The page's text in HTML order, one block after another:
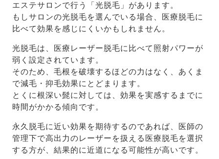
エステサロンで行う「光脱毛」があります。
もしサロンの光脱毛を選んでいる場合、医療脱毛に
比べて効果を感じにくいかもしれません。
光脱毛は、医療レーザー脱毛に比べて照射パワーが
弱く設定されています。
そのため、毛根を破壊するほどの力はなく、あくま
で減毛・抑毛効果にとどまります。
とくに根深い髭に対しては、効果を実感するまでに
時間がかかる傾向です。
永久脱毛に近い効果を期待するのであれば、医師の
管理下で高出力のレーザーを扱える医療脱毛を選択
する方が、結果的に近道になる可能性が高いです。